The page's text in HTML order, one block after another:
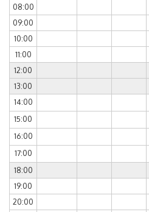
08:00
09:00
10:00
11:00
12:00
13:00
14:00
15:00
16:00
17:00
18:00
19:00
20:00